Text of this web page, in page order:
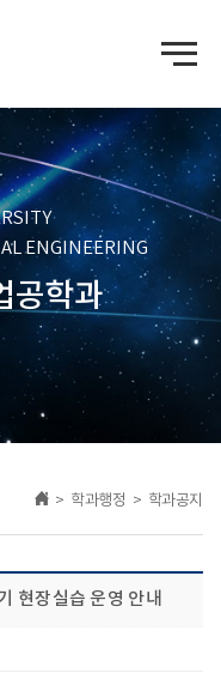
ENGINEERING
공학과
> 학과행정 > 학과공지
현장실습 운영 안내